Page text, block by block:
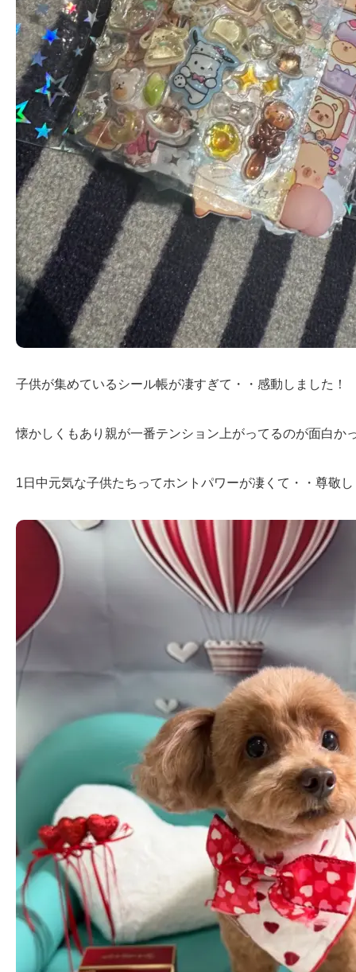
子供が集めているシール帳が凄すぎて・・感動しました！
懐かしくもあり親が一番テンション上がってるのが面白か
1日中元気な子供たちってホントパワーが凄くて・・尊敬し